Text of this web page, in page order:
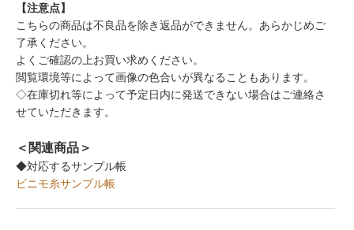
【注意点】
こちらの商品は不良品を除き返品ができません。あらかじめご
了承ください。
よくご確認の上お買い求めください。
閲覧環境等によって画像の色合いが異なることもあります。
◇在庫切れ等によって予定日内に発送できない場合はご連絡さ
せていただきます。
＜関連商品＞
◆対応するサンプル帳
ビニモ糸サンプル帳